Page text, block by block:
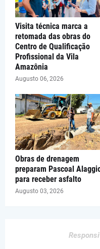
Visita técnica marca a
retomada das obras do
Centro de Qualificação
Profissional da Vila
Amazônia
Augusto 06, 2026
Obras de drenagem
preparam Pascoal
para receber asfalto
Augusto 03, 2026